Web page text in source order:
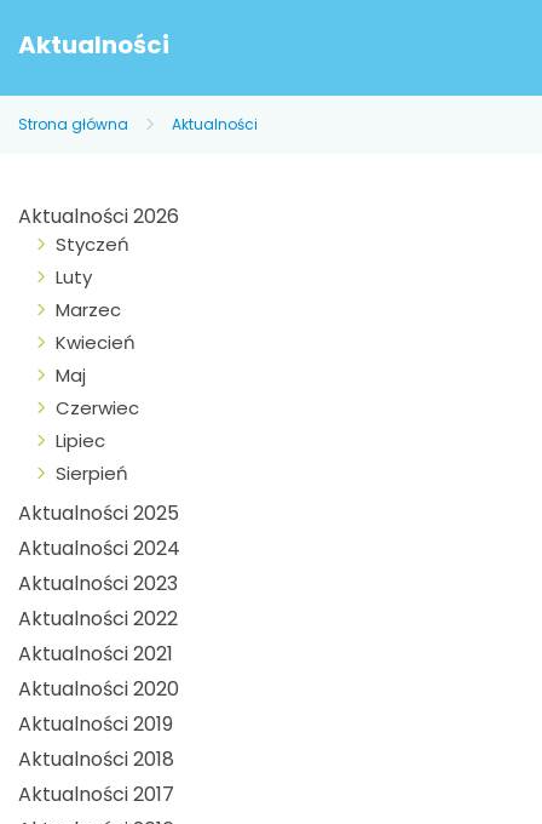
Aktualności
Strona główna Aktualności
Aktualności 2026
Styczeń
Luty
Marzec
Kwiecień
Maj
Czerwiec
Lipiec
Sierpień
Aktualności 2025
Aktualności 2024
Aktualności 2023
Aktualności 2022
Aktualności 2021
Aktualności 2020
Aktualności 2019
Aktualności 2018
Aktualności 2017